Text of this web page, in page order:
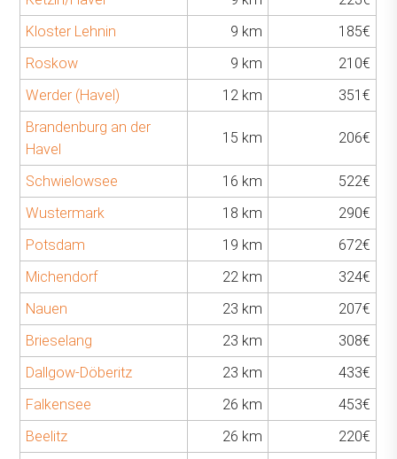
Kloster Lehnin
9 km
185€
Roskow
9 km
210€
Werder (Havel)
12 km
351€
Brandenburg an der
Havel
15 km 206€
Schwielowsee 16 km
522€
Wustermark
18 km
290€
Potsdam
19 km
672€
Michendorf
22 km
324€
Nauen
23 km
207€
Brieselang
23 km
308€
Dallgow-Döberitz
23 km
433€
Falkensee
26 km
453€
Beelitz
26 km
220€